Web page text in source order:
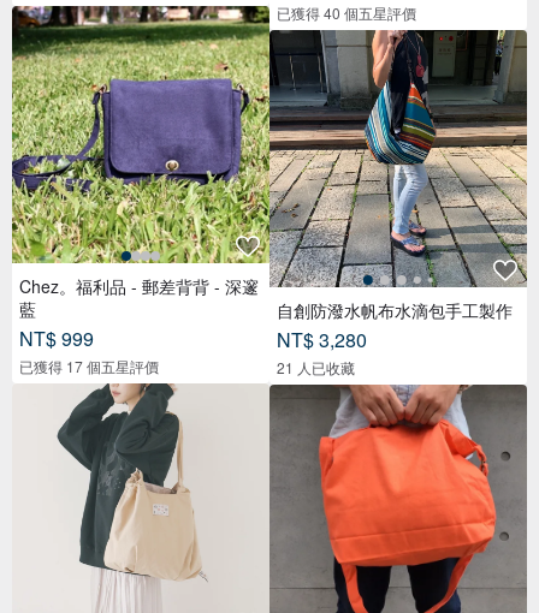
Chez。福利品 - 郵差背背 - 深邃
藍
NT$ 999
已獲得 17 個五星評價
已獲得 40 個五星評價
自創防潑水帆布水滴包手工製作
NT$ 3,280
21 人已收藏